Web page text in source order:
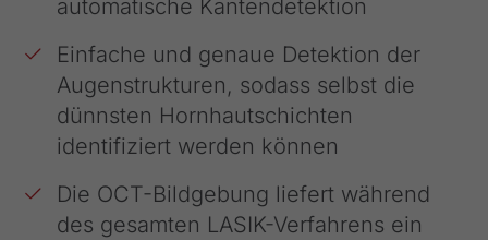
automatische Kantendetektion
Einfache und genaue Detektion der
Augenstrukturen, sodass selbst die
dünnsten Hornhautschichten
identifiziert werden können
Die OCT-Bildgebung liefert während
des gesamten LASIK-Verfahrens ein